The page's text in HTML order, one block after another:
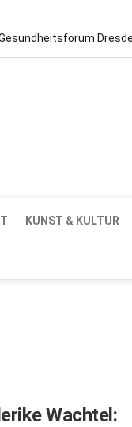
KUNST & KULTUR
Wachtel: